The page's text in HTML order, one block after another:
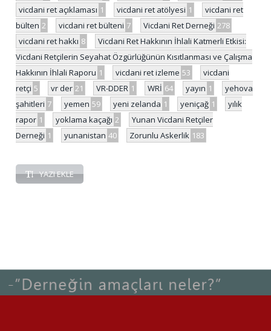
vicdani ret açıklaması 1 vicdani ret atölyesi 1
vicdani ret
bülten 2 vicdani ret bülteni 7 Vicdani Ret Derneği 278
vicdani ret hakkı 8
Vicdani Ret Hakkının İhlali Katmerli Etkisi:
Vicdani Retçilerin Seyahat Özgürlüğünün Kısıtlanması ve Çalışma
Hakkının İhlali Raporu 1 vicdani ret izleme 53
vicdani
retçi 5 vr der 21 VR-DDER 1 WRİ 64 yayın 1
yehova
şahitleri 7 yemen 59 yeni zelanda 1 yeniçağ 1
yılık
rapor 1 yoklama kaçağı 2
Yunan Vicdani Retçiler
Derneği 1 yunanistan 40 Zorunlu Askerlik 183
YAZI EKLE